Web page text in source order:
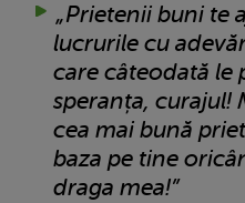
„Prietenii buni te
lucrurile cu
care câteodată le
speranța, curajul!
cea mai bună
baza pe tine
draga mea!”